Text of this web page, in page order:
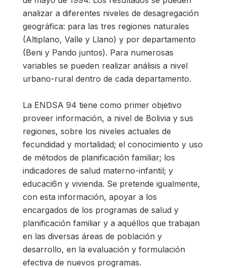
analizar a diferentes niveles de desagregación
geográfica: para las tres regiones naturales
(Altiplano, Valle y Llano) y por departamento
(Beni y Pando juntos). Para numerosas
variables se pueden realizar análisis a nivel
urbano-rural dentro de cada departamento.
La ENDSA 94 tiene como primer objetivo
proveer información, a nivel de Bolivia y sus
regiones, sobre los niveles actuales de
fecundidad y mortalidad; el conocimiento y uso
de métodos de planificación familiar; los
indicadores de salud materno-infantil; y
educaci6n y vivienda. Se pretende igualmente,
con esta información, apoyar a los
encargados de los programas de salud y
planificación familiar y a aquéllos que trabajan
en las diversas áreas de población y
desarrollo, en la evaluación y formulación
efectiva de nuevos programas.